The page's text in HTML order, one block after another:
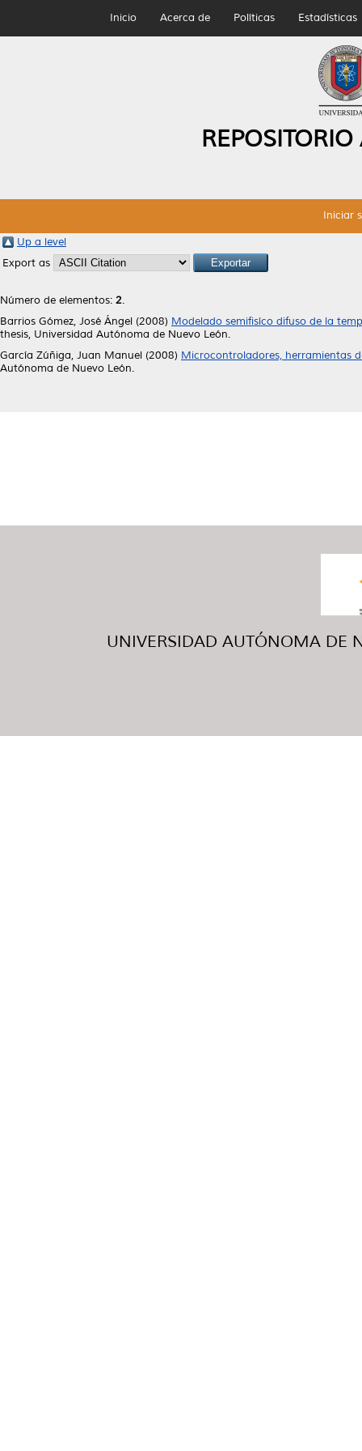
Inicio Acerca de Políticas Estadísticas
Iniciar
Up a level
Export as
Número de elementos: 2.
Barrios Gómez, José Ángel (2008) Modelado semifisíco difuso de la
thesis, Universidad Autónoma de Nuevo León.
García Zúñiga, Juan Manuel (2008) Microcontroladores, herramientas
Autónoma de Nuevo León.
UNIVERSIDAD AUTÓNOMA DE